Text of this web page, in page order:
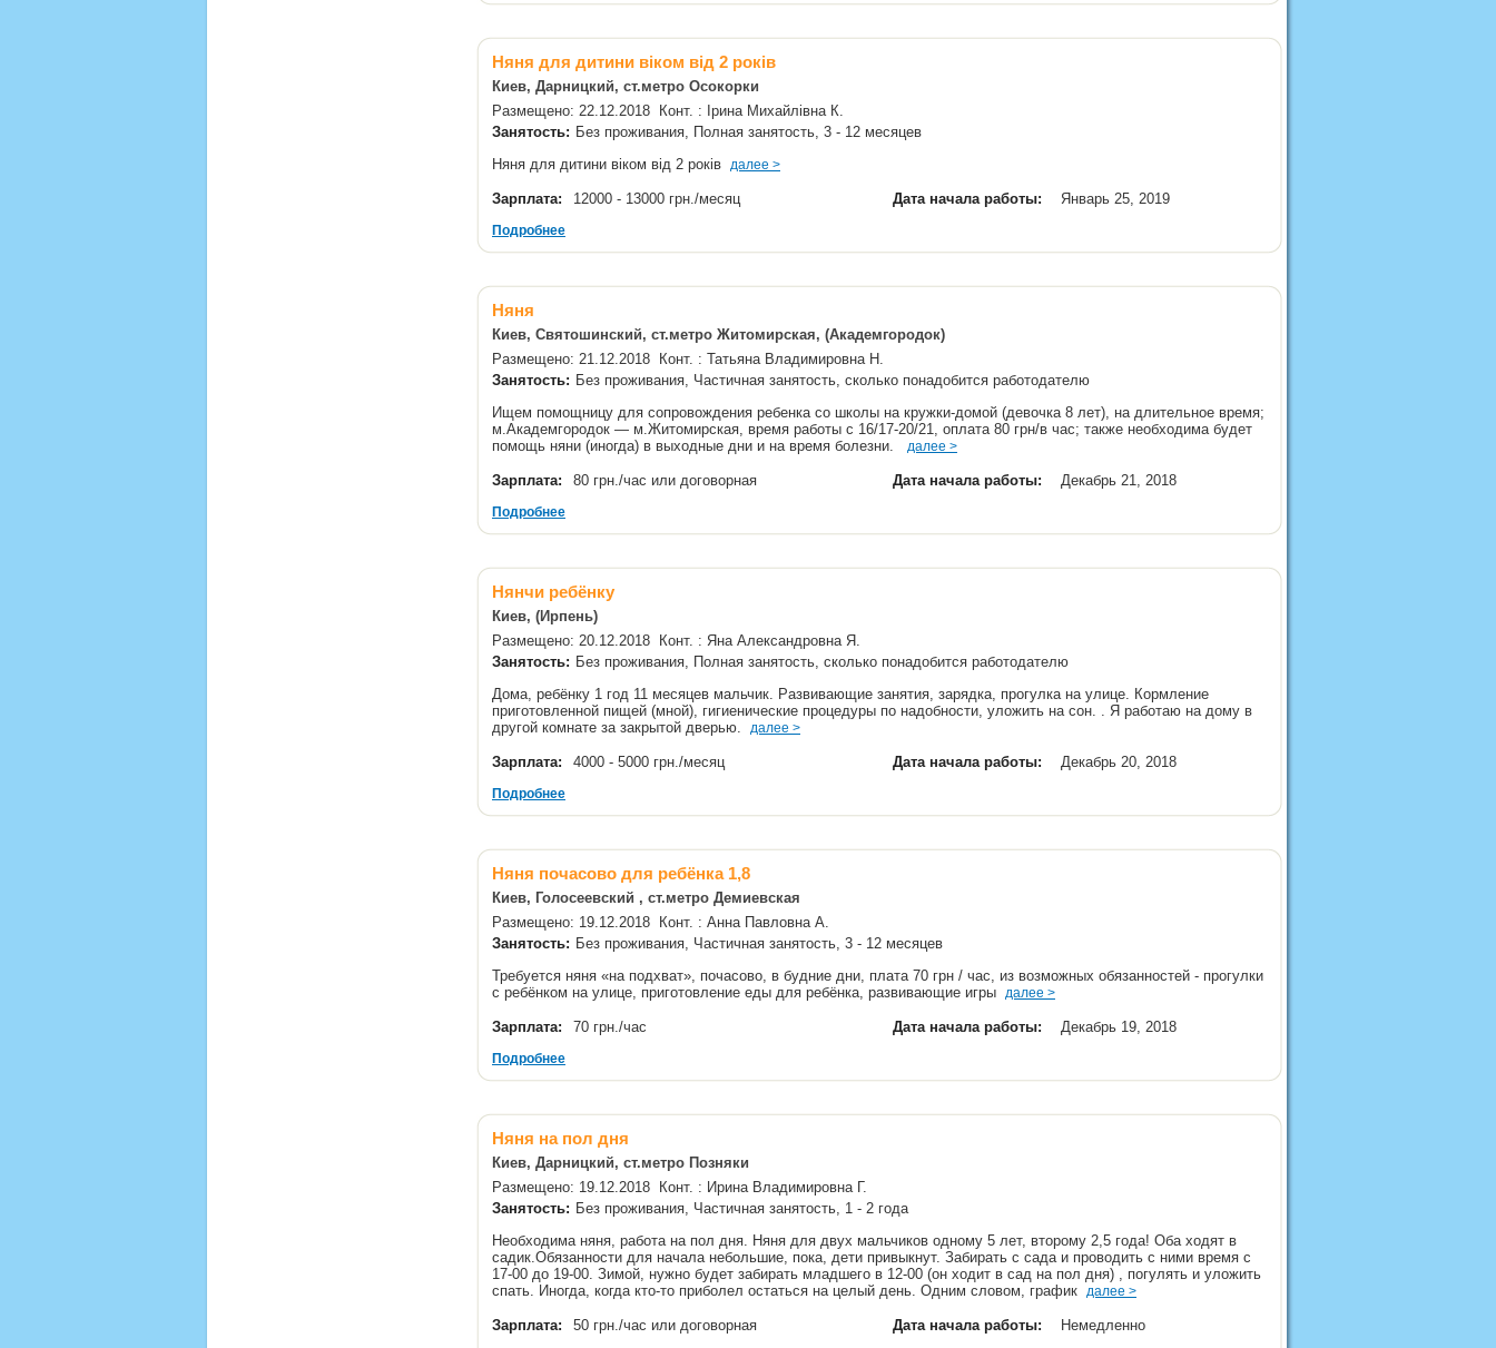
Няня для дитини віком від 2 років
Киев, Дарницкий, ст.метро Осокорки
Размещено: 22.12.2018 Конт. : Ірина Михайлівна К.
Занятость: Без проживания, Полная занятость, 3 - 12 месяцев
Няня для дитини віком від 2 років далее >
Зарплата: 12000 - 13000 грн./месяц Дата начала работы: Январь 25, 2019
Подробнее
Няня
Киев, Святошинский, ст.метро Житомирская, (Академгородок)
Размещено: 21.12.2018 Конт. : Татьяна Владимировна Н.
Занятость: Без проживания, Частичная занятость, сколько понадобится работодателю
Ищем помощницу для сопровождения ребенка со школы на кружки-домой (девочка 8 лет), на длительное время;
м.Академгородок — м.Житомирская, время работы с 16/17-20/21, оплата 80 грн/в час; также необходима будет
помощь няни (иногда) в выходные дни и на время болезни. далее >
Зарплата: 80 грн./час или договорная Дата начала работы: Декабрь 21, 2018
Подробнее
Нянчи ребёнку
Киев, (Ирпень)
Размещено: 20.12.2018 Конт. : Яна Александровна Я.
Занятость: Без проживания, Полная занятость, сколько понадобится работодателю
Дома, ребёнку 1 год 11 месяцев мальчик. Развивающие занятия, зарядка, прогулка на улице. Кормление
приготовленной пищей (мной), гигиенические процедуры по надобности, уложить на сон. . Я работаю на дому в
другой комнате за закрытой дверью. далее >
Зарплата: 4000 - 5000 грн./месяц Дата начала работы: Декабрь 20, 2018
Подробнее
Няня почасово для ребёнка 1,8
Киев, Голосеевский , ст.метро Демиевская
Размещено: 19.12.2018 Конт. : Анна Павловна А.
Занятость: Без проживания, Частичная занятость, 3 - 12 месяцев
Требуется няня «на подхват», почасово, в будние дни, плата 70 грн / час, из возможных обязанностей - прогулки
с ребёнком на улице, приготовление еды для ребёнка, развивающие игры далее >
Зарплата: 70 грн./час Дата начала работы: Декабрь 19, 2018
Подробнее
Няня на пол дня
Киев, Дарницкий, ст.метро Позняки
Размещено: 19.12.2018 Конт. : Ирина Владимировна Г.
Занятость: Без проживания, Частичная занятость, 1 - 2 года
Необходима няня, работа на пол дня. Няня для двух мальчиков одному 5 лет, второму 2,5 года! Оба ходят в
садик.Обязанности для начала небольшие, пока, дети привыкнут. Забирать с сада и проводить с ними время с
17-00 до 19-00. Зимой, нужно будет забирать младшего в 12-00 (он ходит в сад на пол дня) , погулять и уложить
спать. Иногда, когда кто-то приболел остаться на целый день. Одним словом, график далее >
Зарплата: 50 грн./час или договорная Дата начала работы: Немедленно